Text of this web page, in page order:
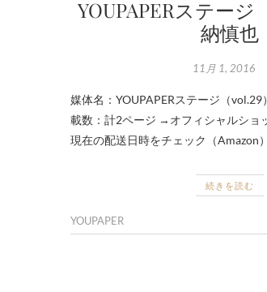
YOUPAPERステージ
納慎也
11月 1, 2016
媒体名：YOUPAPERステージ（vol.29
載数：計2ページ →オフィシャルショ
現在の配送日時をチェック（Amazon）
続きを読む
YOUPAPER